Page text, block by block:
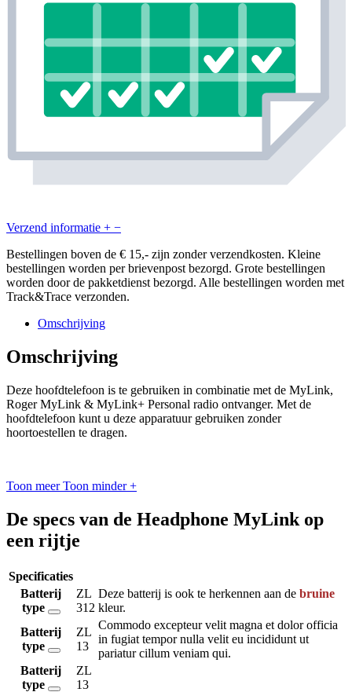
Verzend informatie + −
Bestellingen boven de € 15,- zijn zonder verzendkosten. Kleine
bestellingen worden per brievenpost bezorgd. Grote bestellingen
worden door de pakketdienst bezorgd. Alle bestellingen worden met
Track&Trace verzonden.
Omschrijving
Omschrijving
Deze hoofdtelefoon is te gebruiken in combinatie met de MyLink,
Roger MyLink & MyLink+ Personal radio ontvanger. Met de
hoofdtelefoon kunt u deze apparatuur gebruiken zonder
hoortoestellen te dragen.
Toon meer Toon minder +
De specs van de Headphone MyLink op
een rijtje
Specificaties
Batterij
type
ZL
312
Deze batterij is ook te herkennen aan de bruine
kleur.
Batterij
type
ZL
13
Commodo excepteur velit magna et dolor officia
in fugiat tempor nulla velit eu incididunt ut
pariatur cillum veniam qui.
Batterij
type
ZL
13